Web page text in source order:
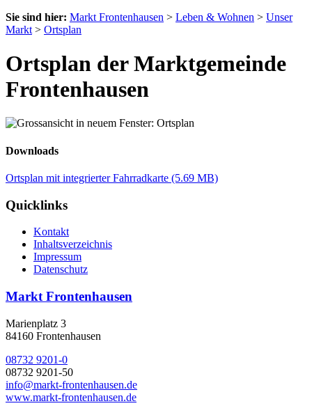
Sie sind hier: Markt Frontenhausen > Leben & Wohnen > Unser
Markt > Ortsplan
Ortsplan der Marktgemeinde
Frontenhausen
Downloads
Ortsplan mit integrierter Fahrradkarte (5.69 MB)
Quicklinks
Kontakt
Inhaltsverzeichnis
Impressum
Datenschutz
Markt Frontenhausen
Marienplatz 3
84160 Frontenhausen
08732 9201-0
08732 9201-50
info@markt-frontenhausen.de
www.markt-frontenhausen.de